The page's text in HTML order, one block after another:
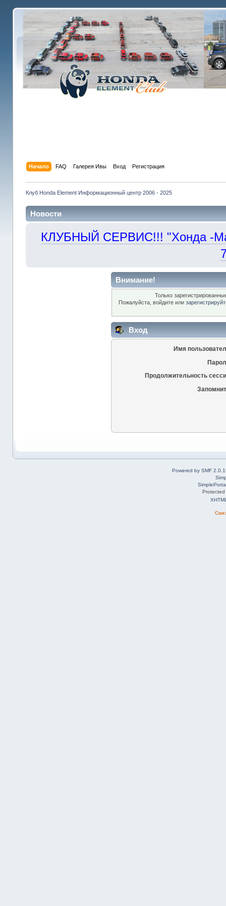
Начало FAQ Галерея Ивы Вход Регистрация
Клуб Honda Element Информационный центр 2006 - 2025
Новости
КЛУБНЫЙ СЕРВИС!!! "Хонда -
Внимание!
Только
Пожалуйста, войдите или
Вход
Имя
Продолжительность
Powered by SMF